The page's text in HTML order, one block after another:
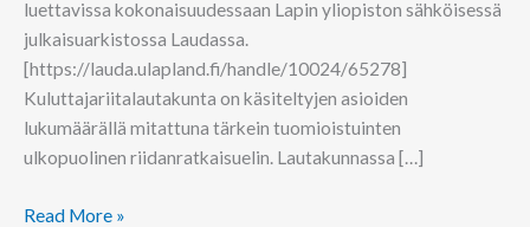
luettavissa kokonaisuudessaan Lapin yliopiston sähköisessä
julkaisuarkistossa Laudassa.
[https://lauda.ulapland.fi/handle/10024/65278]
Kuluttajariitalautakunta on käsiteltyjen asioiden
lukumäärällä mitattuna tärkein tuomioistuinten
ulkopuolinen riidanratkaisuelin. Lautakunnassa […]
Read More »